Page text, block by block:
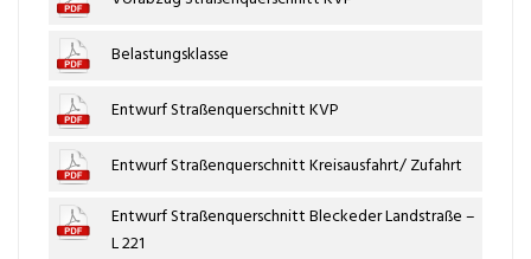
Belastungsklasse
Entwurf Straßenquerschnitt KVP
Entwurf Straßenquerschnitt Kreisausfahrt/ Zufahrt
Entwurf Straßenquerschnitt Bleckeder Landstraße –
L 221